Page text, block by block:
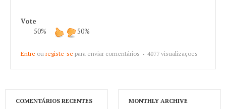
Vote
50%
50%
Entre ou registe-se para enviar comentários 4077 visualizações
COMENTÁRIOS RECENTES MONTHLY ARCHIVE